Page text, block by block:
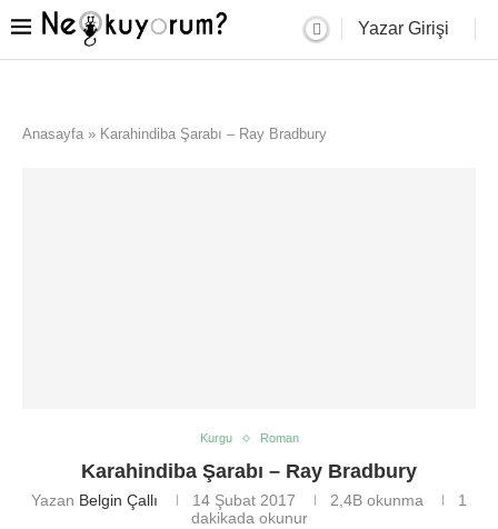
Yazar Girişi
Anasayfa » Karahindiba Şarabı – Ray Bradbury
Kurgu Roman
Karahindiba Şarabı – Ray Bradbury
Yazan Belgin Çallı 14 Şubat 2017 2,4B okunma
1
dakikada okunur